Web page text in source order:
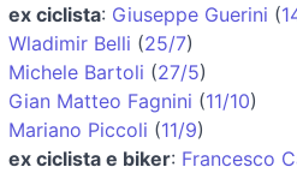
ex ciclista: Giuseppe Guerini (
Wladimir Belli (25/7)
Michele Bartoli (27/5)
Gian Matteo Fagnini (11/10)
Mariano Piccoli (11/9)
ex ciclista e biker: Francesco